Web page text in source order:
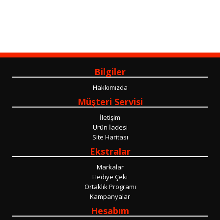
Bilgiler
Hakkımızda
Müşteri Servisi
İletişim
Ürün İadesi
Site Haritası
Ekstralar
Markalar
Hediye Çeki
Ortaklık Programı
Kampanyalar
Hesabım